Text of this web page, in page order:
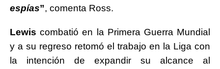
espías”, comenta Ross.
Lewis combatió en la Primera Guerra Mundial
y a su regreso retomó el trabajo en la Liga con
la intención de expandir su alcance al